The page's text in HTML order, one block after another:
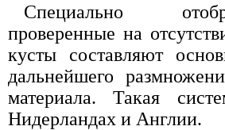
Специально
проверенные на
кусты составляют
дальнейшего
материала. Такая
Нидерландах и Англии.